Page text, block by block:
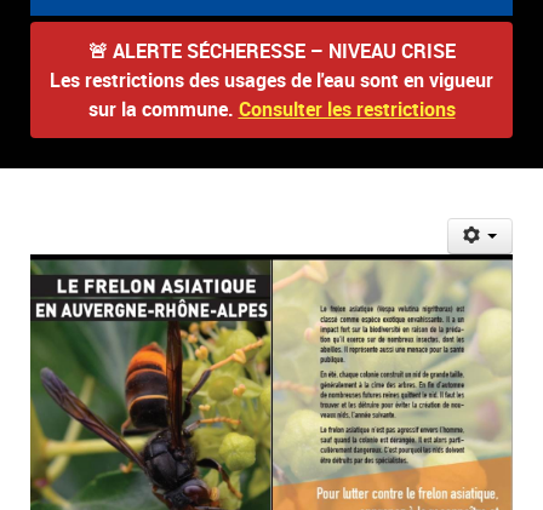
🚨 ALERTE SÉCHERESSE – NIVEAU CRISE
Les restrictions des usages de l'eau sont en vigueur
sur la commune. Consulter les restrictions